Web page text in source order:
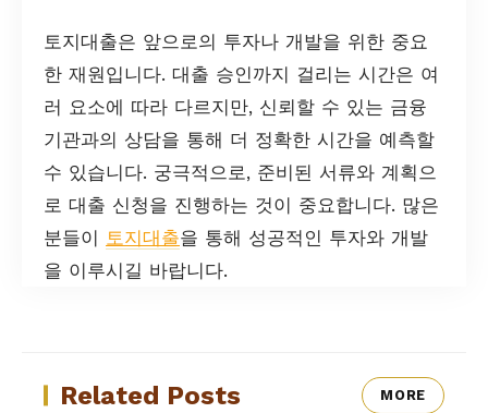
토지대출은 앞으로의 투자나 개발을 위한 중요
한 재원입니다. 대출 승인까지 걸리는 시간은 여
러 요소에 따라 다르지만, 신뢰할 수 있는 금융
기관과의 상담을 통해 더 정확한 시간을 예측할
수 있습니다. 궁극적으로, 준비된 서류와 계획으
로 대출 신청을 진행하는 것이 중요합니다. 많은
분들이 토지대출을 통해 성공적인 투자와 개발
을 이루시길 바랍니다.
Related Posts MORE